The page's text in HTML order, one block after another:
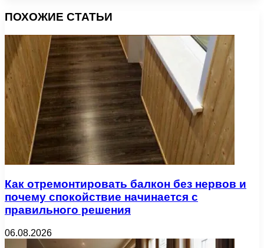
ПОХОЖИЕ СТАТЬИ
Как отремонтировать балкон без нервов и
почему спокойствие начинается с
правильного решения
06.08.2026